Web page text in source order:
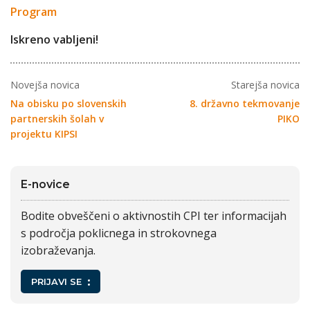
Program
Iskreno vabljeni!
Novejša novica
Na obisku po slovenskih
partnerskih šolah v
projektu KIPSI
Starejša novica
8. državno tekmovanje
PIKO
E-novice
Bodite obveščeni o aktivnostih CPI ter informacijah
s področja poklicnega in strokovnega
izobraževanja.
PRIJAVI SE